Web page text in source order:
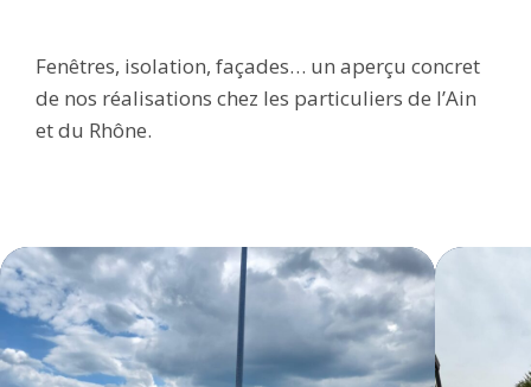
Fenêtres, isolation, façades… un aperçu concret
de nos réalisations chez les particuliers de l’Ain
et du Rhône.